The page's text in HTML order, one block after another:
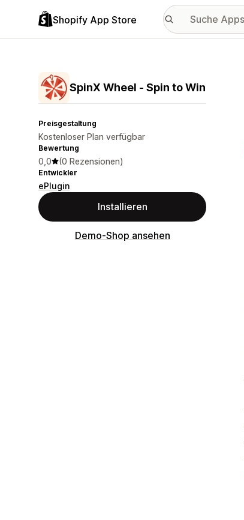
Shopify App Store
SpinX Wheel ‑ Spin to Win
Preisgestaltung
Kostenloser Plan verfügbar
Bewertung
0,0 (0 Rezensionen)
Entwickler
ePlugin
Installieren
Demo-Shop ansehen